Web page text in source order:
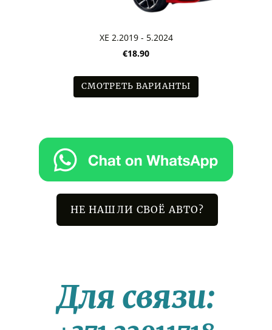
НЕ НАШЛИ СВОЁ АВТО?
Для связи:
XE 2.2019 - 5.2024
€18.90
СМОТРЕТЬ ВАРИАНТЫ